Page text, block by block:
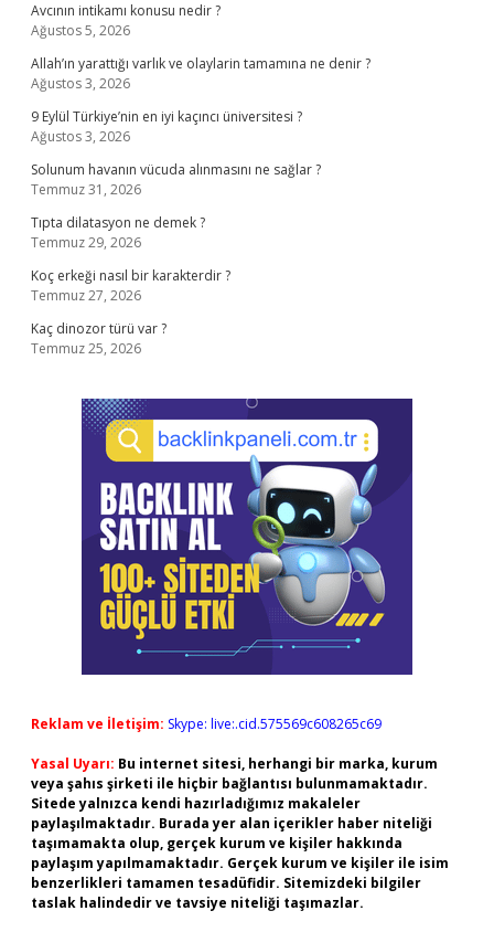
Avcının intikamı konusu nedir ?
Ağustos 5, 2026
Allah’ın yarattığı varlık ve olaylarin tamamına ne denir ?
Ağustos 3, 2026
9 Eylül Türkiye’nin en iyi kaçıncı üniversitesi ?
Ağustos 3, 2026
Solunum havanın vücuda alınmasını ne sağlar ?
Temmuz 31, 2026
Tıpta dilatasyon ne demek ?
Temmuz 29, 2026
Koç erkeği nasıl bir karakterdir ?
Temmuz 27, 2026
Kaç dinozor türü var ?
Temmuz 25, 2026
Reklam ve İletişim: Skype: live:.cid.575569c608265c69
Yasal Uyarı: Bu internet sitesi, herhangi bir marka, kurum
veya şahıs şirketi ile hiçbir bağlantısı bulunmamaktadır.
Sitede yalnızca kendi hazırladığımız makaleler
paylaşılmaktadır. Burada yer alan içerikler haber niteliği
taşımamakta olup, gerçek kurum ve kişiler hakkında
paylaşım yapılmamaktadır. Gerçek kurum ve kişiler ile isim
benzerlikleri tamamen tesadüfidir. Sitemizdeki bilgiler
taslak halindedir ve tavsiye niteliği taşımazlar.